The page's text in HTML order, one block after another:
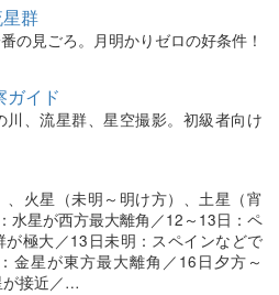
群
の見ごろ。月明かりゼロの好条件！
ガイド
川、流星群、星空撮影。初級者向け
、火星（未明～明け方）、土星（宵
水星が西方最大離角／12～13日：ペ
が極大／13日未明：スペインなどで
金星が東方最大離角／16日夕方～
が接近／…